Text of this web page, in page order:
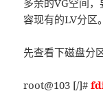
容现有的LV分区。
先查看下磁盘分
root@103 [/]#